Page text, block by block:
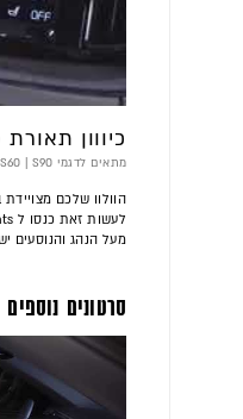
כיווון תאורת
מתאים לדגמי XC40 | XC60 | XC90 | S60 | S90
הוולוו שלכם
מעל הנהג
סרטונים נוספים